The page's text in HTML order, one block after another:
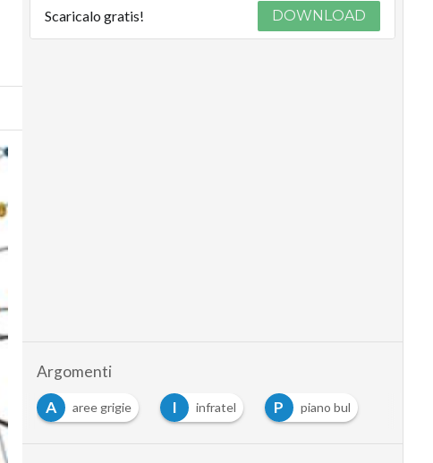
Scaricalo gratis! DOWNLOAD
Argomenti
A
aree grigie I infratel P piano bul